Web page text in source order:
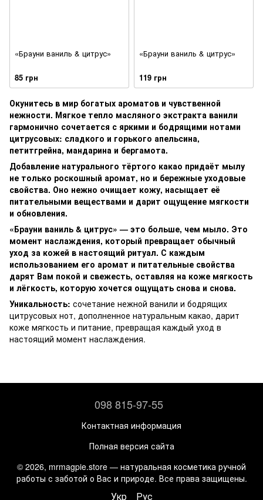
«Брауни ваниль & цитрус»
85 грн
«Брауни ваниль & цитрус»
119 грн
Окунитесь в мир богатых ароматов и чувственной
нежности. Мягкое тепло масляного экстракта ванили
гармонично сочетается с яркими и бодрящими нотами
цитрусовых: сладкого и горького апельсина,
петитгрейна, мандарина и бергамота.
Добавление натурального тёртого какао придаёт мылу
не только роскошный аромат, но и бережные уходовые
свойства. Оно нежно очищает кожу, насыщает её
питательными веществами и дарит ощущение мягкости
и обновления.
«Брауни ваниль & цитрус» — это больше, чем мыло. Это
момент наслаждения, который превращает обычный
уход за кожей в настоящий ритуал. С каждым
использованием его аромат и питательные свойства
дарят Вам покой и свежесть, оставляя на коже мягкость
и лёгкость, которую хочется ощущать снова и снова.
Уникальность: сочетание нежной ванили и бодрящих
цитрусовых нот, дополненное натуральным какао, дарит
коже мягкость и питание, превращая каждый уход в
настоящий момент наслаждения.
098 815-97-55
Контактная информация
Полная версия сайта
© 2026, mrmagpie.store — натуральная косметика ручной
работы с заботой о Вас и природе. Все права защищены.
Укр Рус